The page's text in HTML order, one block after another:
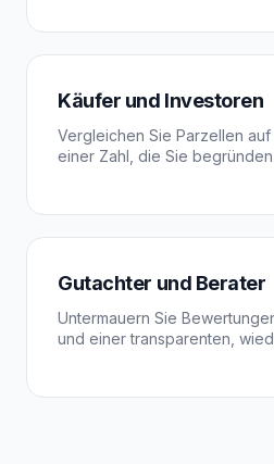
Käufer und Investoren
Vergleichen Sie Parzellen
einer Zahl, die Sie
Gutachter und Berater
Untermauern Sie
und einer transparenten,